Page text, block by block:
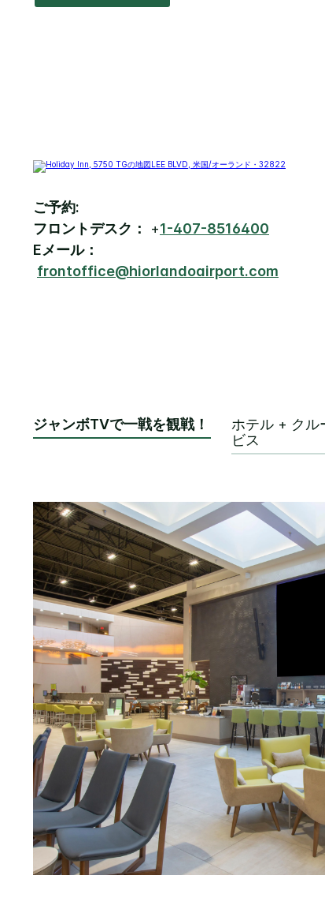
ご予約:
フロントデスク：
+1-407-8516400
Eメール：
frontoffice@hiorlandoairport.com
ジャンボTVで一戦を観戦！
ホテル + クル
ビス